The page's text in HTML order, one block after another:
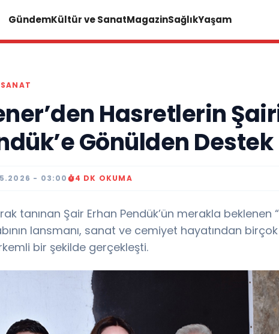
GündemKültür ve SanatMagazinSağlıkYaşam
Hasretlerin
Gönülden Destek
- 03:00 4 DK OKUMA
tanınan Şair Erhan Pendük’ün merakla beklenen
lansmanı, sanat ve cemiyet hayatından
bir şekilde gerçekleşti.